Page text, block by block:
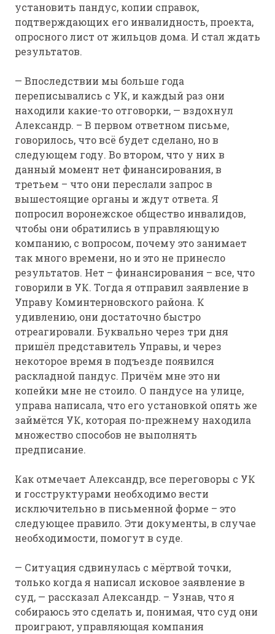
установить пандус, копии справок,
подтверждающих его инвалидность, проекта,
опросного лист от жильцов дома. И стал ждать
результатов.
— Впоследствии мы больше года
переписывались с УК, и каждый раз они
находили какие-то отговорки, — вздохнул
Александр. – В первом ответном письме,
говорилось, что всё будет сделано, но в
следующем году. Во втором, что у них в
данный момент нет финансирования, в
третьем – что они переслали запрос в
вышестоящие органы и ждут ответа. Я
попросил воронежское общество инвалидов,
чтобы они обратились в управляющую
компанию, с вопросом, почему это занимает
так много времени, но и это не принесло
результатов. Нет – финансирования – все, что
говорили в УК. Тогда я отправил заявление в
Управу Коминтерновского района. К
удивлению, они достаточно быстро
отреагировали. Буквально через три дня
пришёл представитель Управы, и через
некоторое время в подъезде появился
раскладной пандус. Причём мне это ни
копейки мне не стоило. О пандусе на улице,
управа написала, что его установкой опять же
займётся УК, которая по-прежнему находила
множество способов не выполнять
предписание.
Как отмечает Александр, все переговоры с УК
и госструктурами необходимо вести
исключительно в письменной форме – это
следующее правило. Эти документы, в случае
необходимости, помогут в суде.
— Ситуация сдвинулась с мёртвой точки,
только когда я написал исковое заявление в
суд, — рассказал Александр. – Узнав, что я
собираюсь это сделать и, понимая, что суд они
проиграют, управляющая компания